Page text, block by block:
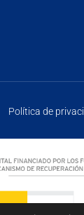
Política de